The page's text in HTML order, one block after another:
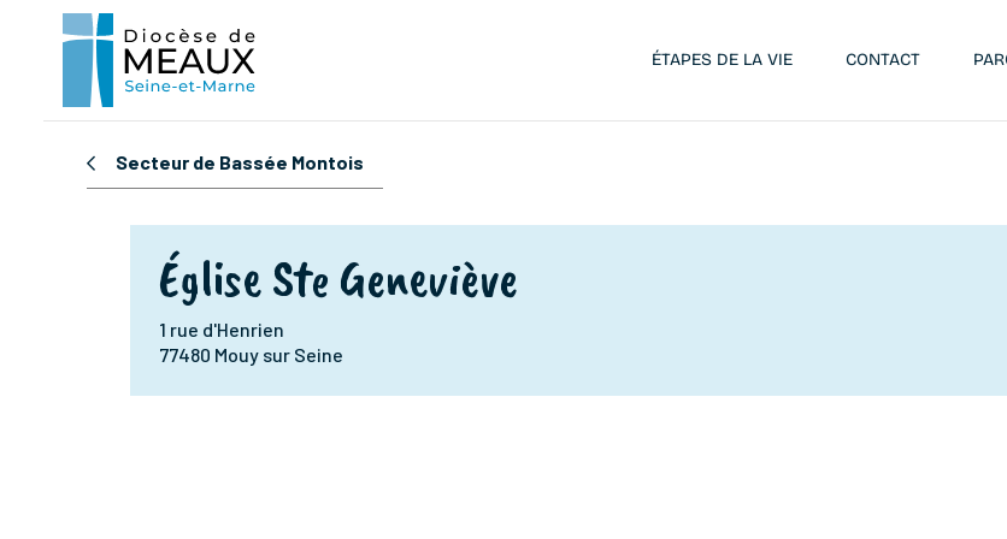
ÉTAPES DE LA VIE CONTACT
Secteur de Bassée Montois
Église Ste Geneviève
1 rue d'Henrien
77480 Mouy sur Seine